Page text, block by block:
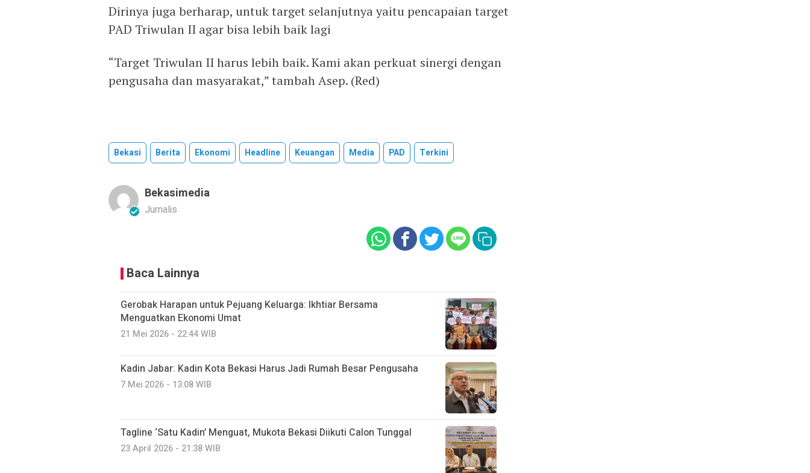
Dirinya juga berharap, untuk target selanjutnya yaitu pencapaian target
PAD Triwulan II agar bisa lebih baik lagi
“Target Triwulan II harus lebih baik. Kami akan perkuat sinergi dengan
pengusaha dan masyarakat,” tambah Asep. (Red)
Bekasi Berita Ekonomi Headline Keuangan Media PAD Terkini
Bekasimedia
Jurnalis
Baca Lainnya
Gerobak Harapan untuk Pejuang Keluarga: Ikhtiar Bersama
Menguatkan Ekonomi Umat
21 Mei 2026 - 22:44 WIB
Kadin Jabar: Kadin Kota Bekasi Harus Jadi Rumah Besar Pengusaha
7 Mei 2026 - 13:08 WIB
Tagline ‘Satu Kadin’ Menguat, Mukota Bekasi Diikuti Calon Tunggal
23 April 2026 - 21:38 WIB